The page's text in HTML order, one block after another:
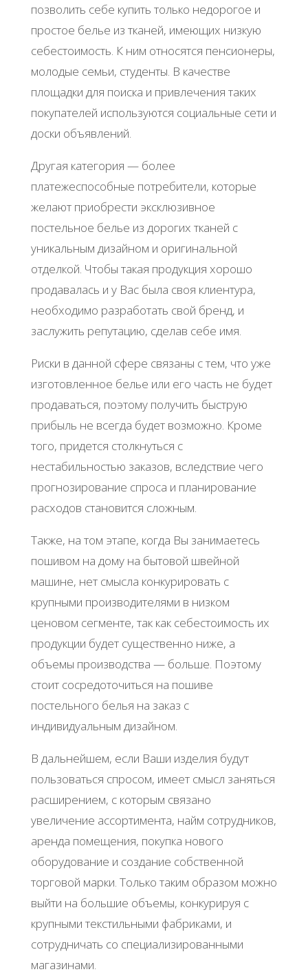
позволить себе купить только недорогое и
простое белье из тканей, имеющих низкую
себестоимость. К ним относятся пенсионеры,
молодые семьи, студенты. В качестве
площадки для поиска и привлечения таких
покупателей используются социальные сети и
доски объявлений.
Другая категория — более
платежеспособные потребители, которые
желают приобрести эксклюзивное
постельное белье из дорогих тканей с
уникальным дизайном и оригинальной
отделкой. Чтобы такая продукция хорошо
продавалась и у Вас была своя клиентура,
необходимо разработать свой бренд, и
заслужить репутацию, сделав себе имя.
Риски в данной сфере связаны с тем, что уже
изготовленное белье или его часть не будет
продаваться, поэтому получить быструю
прибыль не всегда будет возможно. Кроме
того, придется столкнуться с
нестабильностью заказов, вследствие чего
прогнозирование спроса и планирование
расходов становится сложным.
Также, на том этапе, когда Вы занимаетесь
пошивом на дому на бытовой швейной
машине, нет смысла конкурировать с
крупными производителями в низком
ценовом сегменте, так как себестоимость их
продукции будет существенно ниже, а
объемы производства — больше. Поэтому
стоит сосредоточиться на пошиве
постельного белья на заказ с
индивидуальным дизайном.
В дальнейшем, если Ваши изделия будут
пользоваться спросом, имеет смысл заняться
расширением, с которым связано
увеличение ассортимента, найм сотрудников,
аренда помещения, покупка нового
оборудование и создание собственной
торговой марки. Только таким образом можно
выйти на большие объемы, конкурируя с
крупными текстильными фабриками, и
сотрудничать со специализированными
магазинами.